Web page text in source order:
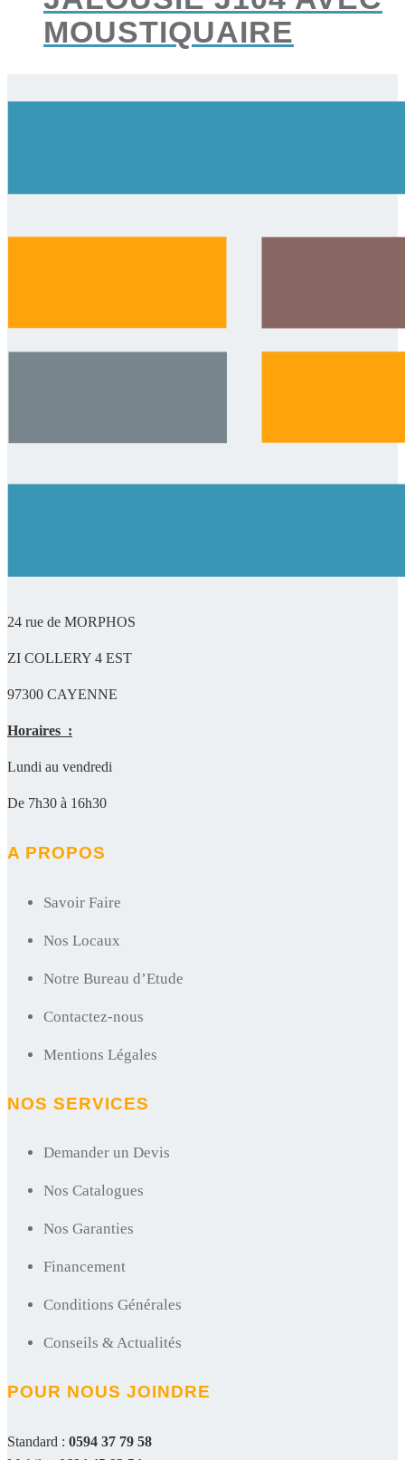
MOUSTIQUAIRE
24 rue de MORPHOS
ZI COLLERY 4 EST
97300 CAYENNE
Horaires :
Lundi au vendredi
De 7h30 à 16h30
A PROPOS
Savoir Faire
Nos Locaux
Notre Bureau d’Etude
Contactez-nous
Mentions Légales
NOS SERVICES
Demander un Devis
Nos Catalogues
Nos Garanties
Financement
Conditions Générales
Conseils & Actualités
POUR NOUS JOINDRE
Standard : 0594 37 79 58